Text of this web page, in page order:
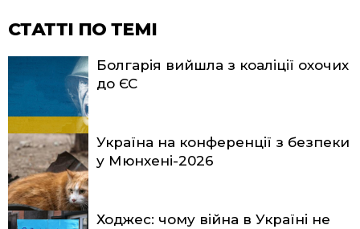
СТАТТІ ПО ТЕМІ
Болгарія вийшла з коаліції охочих
до ЄС
Україна на конференції з безпеки
у Мюнхені-2026
Ходжес: чому війна в Україні не